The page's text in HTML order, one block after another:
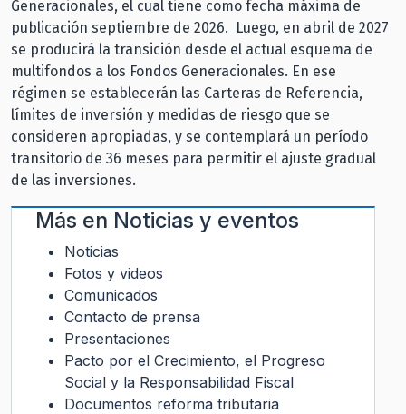
Generacionales, el cual tiene como fecha máxima de
publicación septiembre de 2026. Luego, en abril de 2027
se producirá la transición desde el actual esquema de
multifondos a los Fondos Generacionales. En ese
régimen se establecerán las Carteras de Referencia,
límites de inversión y medidas de riesgo que se
consideren apropiadas, y se contemplará un período
transitorio de 36 meses para permitir el ajuste gradual
de las inversiones.
Más en Noticias y eventos
Noticias
Fotos y videos
Comunicados
Contacto de prensa
Presentaciones
Pacto por el Crecimiento, el Progreso
Social y la Responsabilidad Fiscal
Documentos reforma tributaria